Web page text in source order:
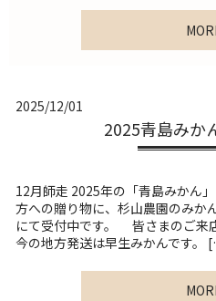
2025/12/01
2025青島みか
12月師走 2025年の「青島みかん
方への贈り物に、杉山農園のみか
にて受付中です。 皆さまのご来
今の地方発送は早生みかんです。